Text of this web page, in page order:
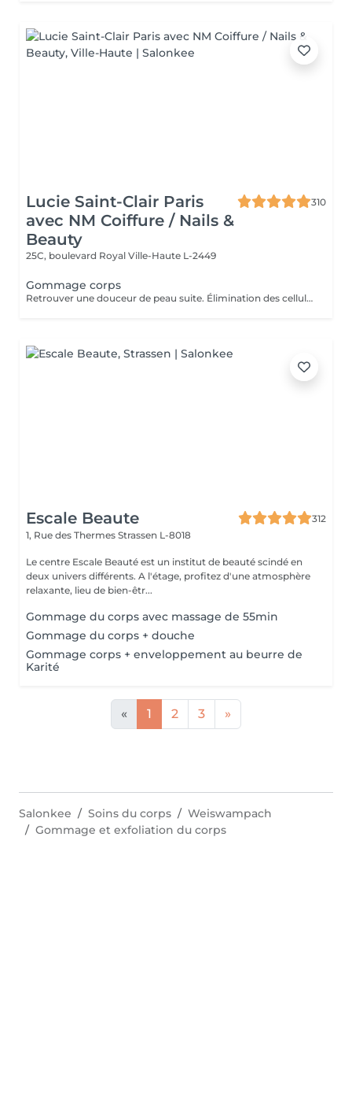
Lucie Saint-Clair Paris
avec NM Coiffure / Nails &
Beauty
310
25C, boulevard Royal Ville-Haute L-2449
Gommage corps
Retrouver une douceur de peau suite. Élimination des cellules mortes présentes à la surface de la peau stimulant ainsi le renouvellement cellulaire naturel.
Escale Beaute
312
1, Rue des Thermes Strassen L-8018
Le centre Escale Beauté est un institut de beauté scindé en
deux univers différents. A l'étage, profitez d'une atmosphère
relaxante, lieu de bien-êtr...
Gommage du corps avec massage de 55min
Gommage du corps + douche
Gommage corps + enveloppement au beurre de
Karité
« 1 2 3 »
Salonkee Soins du corps
Weiswampach
Gommage et exfoliation du corps